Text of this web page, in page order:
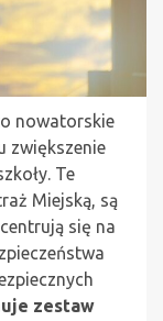
nowatorskie
zwiększenie
Te
Miejską, są
się na
zestaw